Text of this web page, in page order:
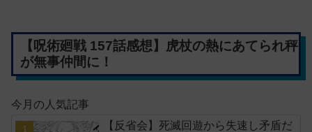
【呪術廻戦 157話感想】虎杖の熱にあてられ秤
が無事仲間に！
今月の人気記事
【反省会】死滅回遊から失速し矛盾だ